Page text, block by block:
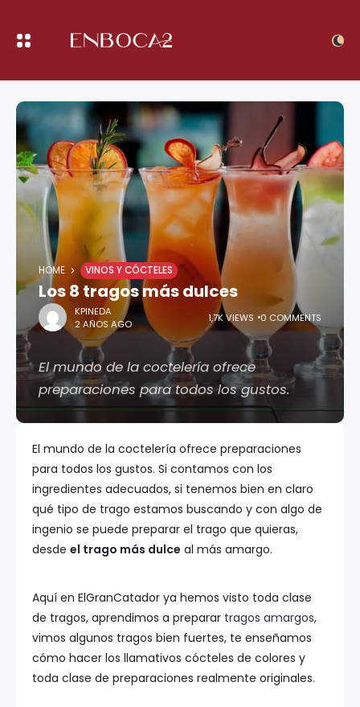
HOME VINOS Y CÓCTELES
Los 8 tragos más dulces
KPINEDA
2 AÑOS AGO
1,7K VIEWS 0 COMMENTS
El mundo de la coctelería ofrece
preparaciones para todos los gustos.
El mundo de la coctelería ofrece preparaciones
para todos los gustos. Si contamos con los
ingredientes adecuados, si tenemos bien en claro
qué tipo de trago estamos buscando y con algo de
ingenio se puede preparar el trago que quieras,
desde el trago más dulce al más amargo.
Aquí en ElGranCatador ya hemos visto toda clase
de tragos, aprendimos a preparar tragos amargos,
vimos algunos tragos bien fuertes, te enseñamos
cómo hacer los llamativos cócteles de colores y
toda clase de preparaciones realmente originales.